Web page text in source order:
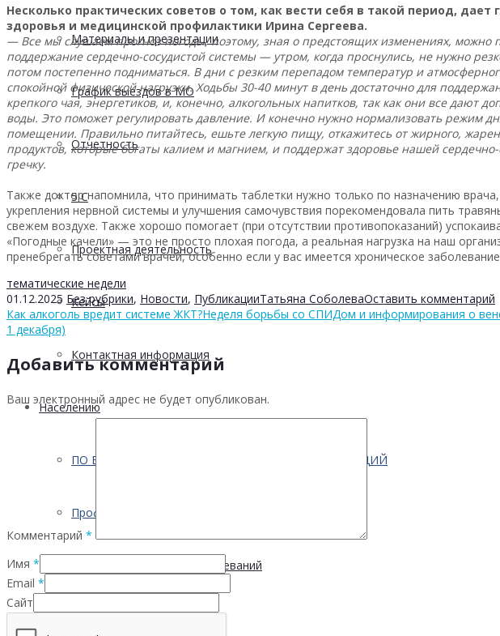
Материалы и презентации
График выездов в МО
Отчетность
5 С
Проектная деятельность
Кейсы
Контактная информация
Населению
ПО ВОПРОСАМ ПРЕОДОЛЕНИЯ КРИЗИСНЫХ СИТУАЦИЙ
Профилактика
Инфекционных заболеваний
Инсульта
Несколько практических советов о том, как вести себя в такой период,
здоровья и медицинской профилактики Ирина Сергеева.
— Все мы слушаем прогноз погоды, поэтому, зная о предстоящих изменениях, можно
поддержание сердечно-сосудистой системы — утром, когда проснулись, не нужно
потом постепенно подниматься. В дни с резким перепадом температур и
спокойной физической нагрузки. Ходьбы 30-40 минут в день достаточно для
крепкого чая, энергетиков, и, конечно, алкогольных напитков, так как они все
воды. Это поможет регулировать давление. И конечно нужно нормализовать режим
помещении. Правильно питайтесь, ешьте легкую пищу, откажитесь от жирного,
продуктов, которые богаты калием и магнием, и поддержат здоровье нашей
гречку.
Также доктор напомнила, что принимать таблетки нужно только по назначению
укрепления нервной системы и улучшения самочувствия порекомендовала пить
свежем воздухе. Также хорошо помогает (при отсутствии противопоказаний)
«Погодные качели» — это не просто плохая погода, а реальная нагрузка на наш
пренебрегать советами врачей, особенно если у вас имеется хроническое
тематические недели
01.12.2025 Без рубрики, Новости, ПубликацииТатьяна СоболеваОставить комментарий
Как алкоголь вредит системе ЖКТ?Неделя борьбы со СПИДом и информирования о
1 декабря)
Добавить комментарий
Ваш электронный адрес не будет опубликован.
Комментарий *
Имя *
Email *
Сайт